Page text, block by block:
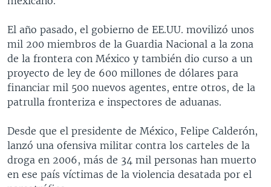
El año pasado, el gobierno de EE.UU. movilizó unos
mil 200 miembros de la Guardia Nacional a la zona
de la frontera con México y también dio curso a un
proyecto de ley de 600 millones de dólares para
financiar mil 500 nuevos agentes, entre otros, de la
patrulla fronteriza e inspectores de aduanas.
Desde que el presidente de México, Felipe Calderón,
lanzó una ofensiva militar contra los carteles de la
droga en 2006, más de 34 mil personas han muerto
en ese país víctimas de la violencia desatada por el